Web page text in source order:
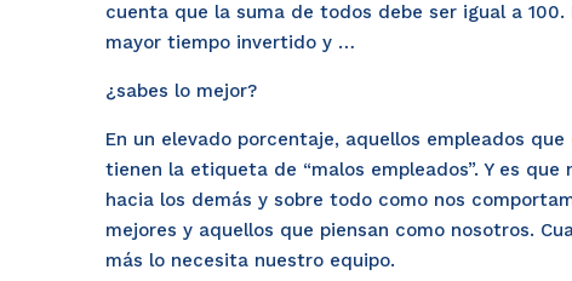
cuenta que la suma de todos debe ser igual a
mayor tiempo invertido y …
¿sabes lo mejor?
En un elevado porcentaje, aquellos empleados
tienen la etiqueta de “malos empleados”. Y es
hacia los demás y sobre todo como nos
mejores y aquellos que piensan como nosotros.
más lo necesita nuestro equipo.